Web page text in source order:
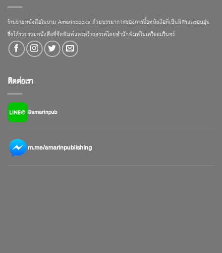
ร้านขายหนังสือในนาม Amarinbooks ด้วยบรรยากาศของการซื้อหนังสือที่เป็นมิตรและอบอุ่น
ซึ่งได้รวบรวมหนังสือที่จัดพิมพ์และสร้างสรรค์โดยสำนักพิมพ์ในเครืออมรินทร์
ติดต่อเรา
@amarinpub
m.me/amarinpublishing